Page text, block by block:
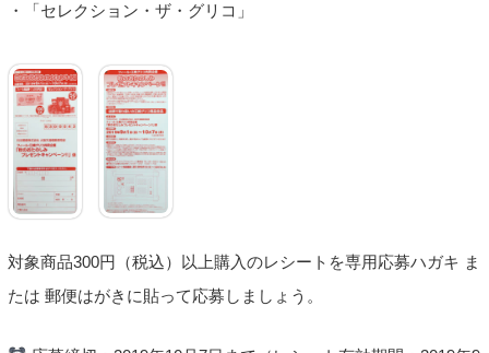
・「セレクション・ザ・グリコ」
対象商品300円（税込）以上購入のレシートを専用応募ハガキ ま
たは 郵便はがきに貼って応募しましょう。